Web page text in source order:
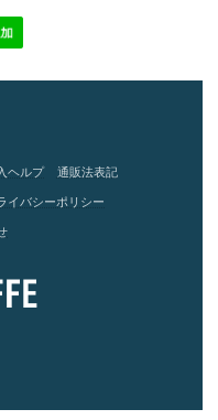
ヘルプ 通販法表記
イバシーポリシー